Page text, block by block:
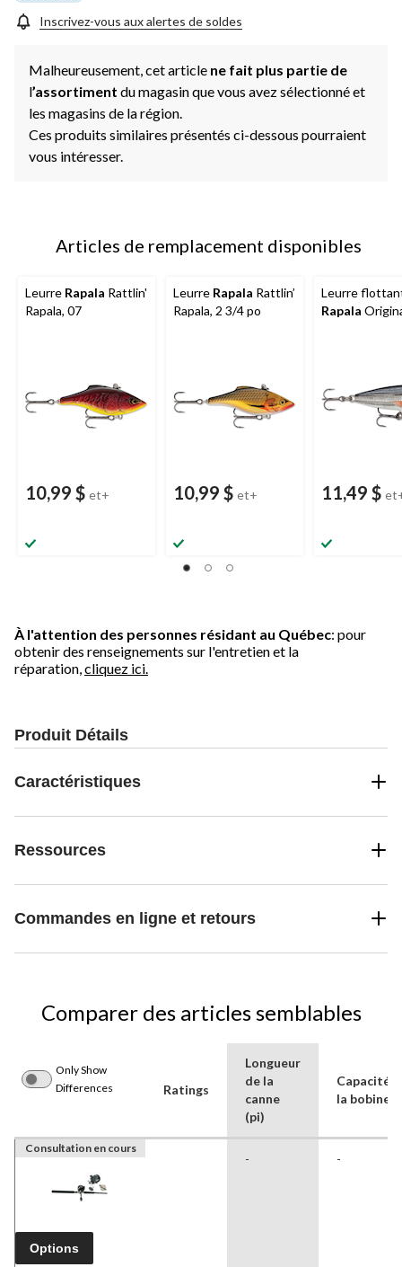
Inscrivez-vous aux alertes de soldes
Malheureusement, cet article ne fait plus partie de
l’assortiment du magasin que vous avez sélectionné et
les magasins de la région.
Ces produits similaires présentés ci-dessous pourraient
vous intéresser.
Articles de remplacement disponibles
Leurre Rapala Rattlin'
Rapala, 07
10,99 $ et+
Leurre Rapala Rattlin’
Rapala, 2 3/4 po
10,99 $ et+
Leurre
Rapala
11,49 $
À l'attention des personnes résidant au Québec: pour
obtenir des renseignements sur l'entretien et la
réparation, cliquez ici.
Produit Détails
Caractéristiques
Ressources
Commandes en ligne et retours
Comparer des articles semblables
Only Show
Differences
Ratings
Longueur
de la
canne
(pi)
Capacité
la bobine
Consultation en cours
Options
- -